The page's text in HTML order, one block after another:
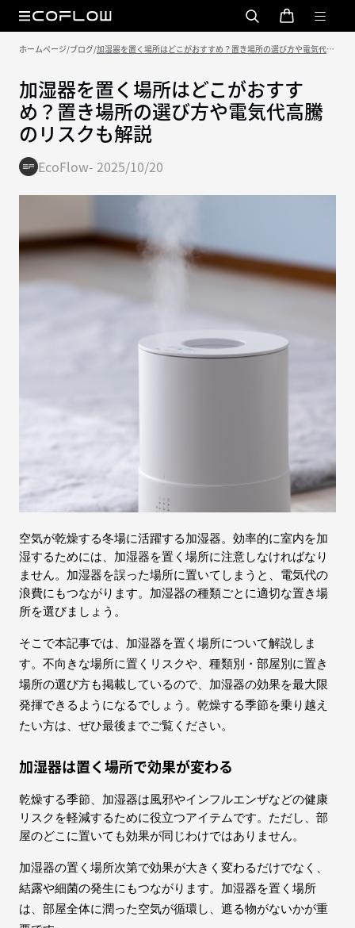
ホームページ/ブログ/加湿器を置く場所はどこがおすすめ？置き場所の選び方や電気代高
加湿器を置く場所はどこがおすす
め？置き場所の選び方や電気代高騰
のリスクも解説
EcoFlow- 2025/10/20
空気が乾燥する冬場に活躍する加湿器。効率的に室内を加
湿するためには、加湿器を置く場所に注意しなければなり
ません。加湿器を誤った場所に置いてしまうと、電気代の
浪費にもつながります。加湿器の種類ごとに適切な置き場
所を選びましょう。
そこで本記事では、加湿器を置く場所について解説しま
す。不向きな場所に置くリスクや、種類別・部屋別に置き
場所の選び方も掲載しているので、加湿器の効果を最大限
発揮できるようになるでしょう。乾燥する季節を乗り越え
たい方は、ぜひ最後までご覧ください。
加湿器は置く場所で効果が変わる
乾燥する季節、加湿器は風邪やインフルエンザなどの健康
リスクを軽減するために役立つアイテムです。ただし、部
屋のどこに置いても効果が同じわけではありません。
加湿器の置く場所次第で効果が大きく変わるだけでなく、
結露や細菌の発生にもつながります。加湿器を置く場所
は、部屋全体に潤った空気が循環し、遮る物がないかが重